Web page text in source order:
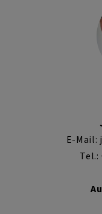
E-Mail:
Tel.: